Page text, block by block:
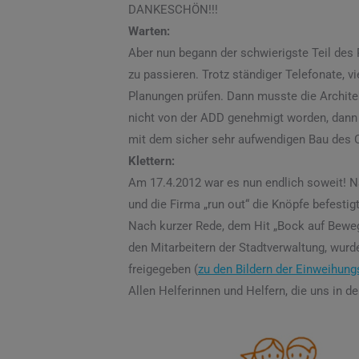
DANKESCHÖN!!!
Warten:
Aber nun begann der schwierigste Teil
zu passieren. Trotz ständiger Telefonate,
Planungen prüfen. Dann musste die
nicht von der ADD genehmigt worden,
mit dem sicher sehr aufwendigen Bau des
Klettern:
Am 17.4.2012 war es nun endlich soweit!
und die Firma „run out“ die Knöpfe
Nach kurzer Rede, dem Hit „Bock auf
den Mitarbeitern der Stadtverwaltung,
freigegeben (zu den Bildern der
Allen Helferinnen und Helfern, die uns in